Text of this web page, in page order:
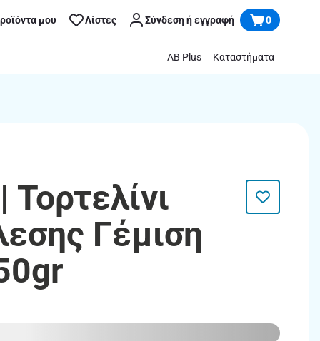
μου Λίστες Σύνδεση ή εγγραφή 0
AB Plus Καταστήματα
Γέμιση